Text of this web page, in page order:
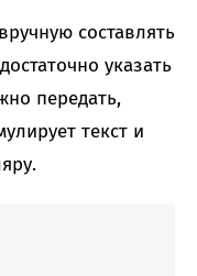
составлять
указать
передать,
текст и